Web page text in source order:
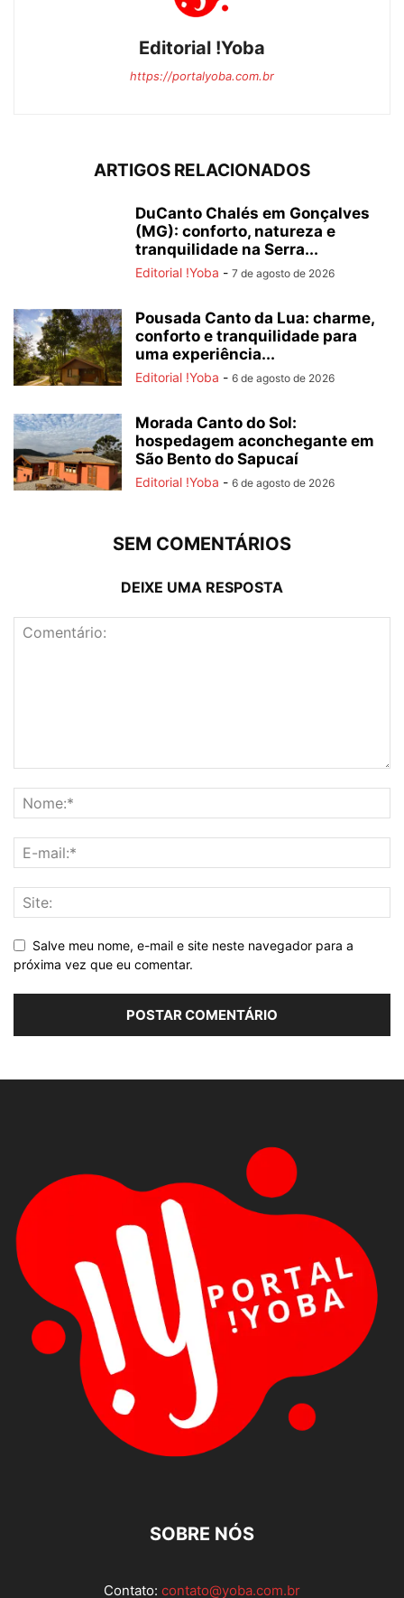
Editorial !Yoba
https://portalyoba.com.br
ARTIGOS RELACIONADOS
DuCanto Chalés em Gonçalves
(MG): conforto, natureza e
tranquilidade na Serra...
Editorial !Yoba - 7 de agosto de 2026
Pousada Canto da Lua: charme,
conforto e tranquilidade para
uma experiência...
Editorial !Yoba - 6 de agosto de 2026
Morada Canto do Sol:
hospedagem aconchegante em
São Bento do Sapucaí
Editorial !Yoba - 6 de agosto de 2026
SEM COMENTÁRIOS
DEIXE UMA RESPOSTA
Salve meu nome, e-mail e site neste navegador para a
próxima vez que eu comentar.
SOBRE NÓS
Contato: contato@yoba.com.br